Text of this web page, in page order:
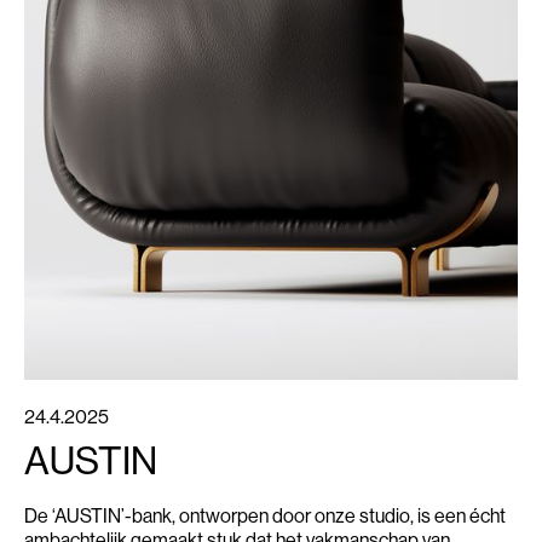
24.4.2025
AUSTIN
De ‘AUSTIN’-bank, ontworpen door onze studio, is een écht